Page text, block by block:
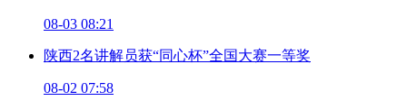
08-03 08:21
陕西2名讲解员获“同心杯”全国大赛一等奖
08-02 07:58